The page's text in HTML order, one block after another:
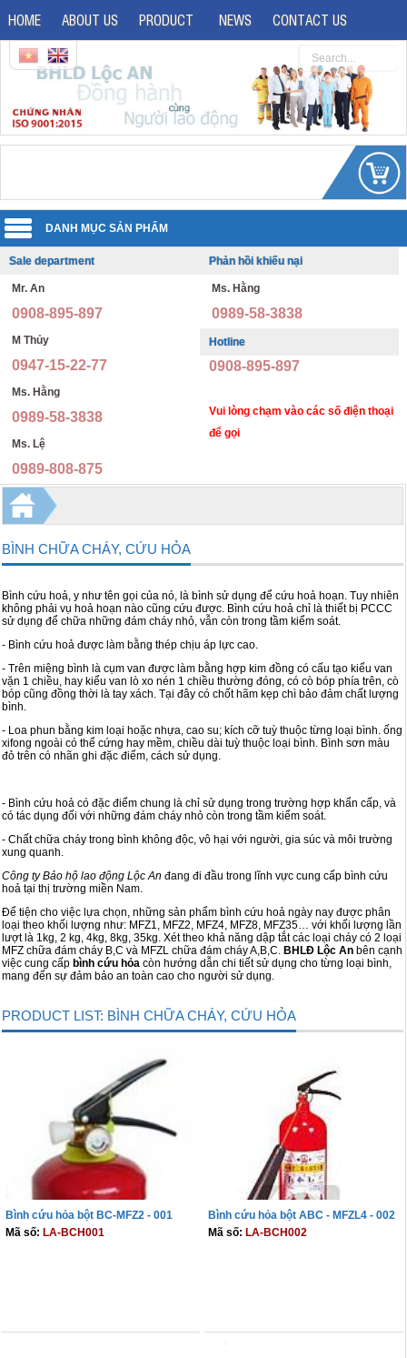
HOME ABOUT US PRODUCT NEWS CONTACT US
BÌNH CHỮA CHÁY, CỨU HỎA
Bình cứu hoả, y như tên gọi của nó, là bình sử dụng để cứu hoả hoạn. Tuy nhiên
không phải vụ hoả hoạn nào cũng cứu được. Bình cứu hoả chỉ là thiết bị PCCC
sử dụng để chữa những đám cháy nhỏ, vẫn còn trong tầm kiểm soát.
- Bình cứu hoả được làm bằng thép chịu áp lực cao.
- Trên miệng bình là cụm van được làm bằng hợp kim đồng có cấu tạo kiểu van
vặn 1 chiều, hay kiểu van lò xo nén 1 chiều thường đóng, có cò bóp phía trên, cò
bóp cũng đồng thời là tay xách. Tại đây có chốt hãm kẹp chì bảo đảm chất lượng
bình.
- Loa phun bằng kim loại hoặc nhựa, cao su; kích cỡ tuỳ thuộc từng loại bình. ống
xifong ngoài có thể cứng hay mềm, chiều dài tuỳ thuộc loại bình. Bình sơn màu
đỏ trên có nhãn ghi đặc điểm, cách sử dụng.
- Bình cứu hoả có đặc điểm chung là chỉ sử dụng trong trường hợp khẩn cấp, và
có tác dụng đối với những đám cháy nhỏ còn trong tầm kiểm soát.
- Chất chữa cháy trong bình không độc, vô hại với người, gia súc và môi trường
xung quanh.
Công ty Bảo hộ lao động Lộc An đang đi đầu trong lĩnh vực cung cấp bình cứu
hoả tại thị trường miền Nam.
Để tiện cho việc lựa chọn, những sản phẩm bình cứu hoả ngày nay được phân
loại theo khối lượng như: MFZ1, MFZ2, MFZ4, MFZ8, MFZ35… với khối lượng lần
lượt là 1kg, 2 kg, 4kg, 8kg, 35kg. Xét theo khả năng dập tắt các loại cháy có 2 loại
MFZ chữa đám cháy B,C và MFZL chữa đám cháy A,B,C. BHLĐ Lộc An bên cạnh
việc cung cấp bình cứu hỏa còn hướng dẫn chi tiết sử dụng cho từng loại bình,
mang đến sự đảm bảo an toàn cao cho người sử dụng.
PRODUCT LIST: BÌNH CHỮA CHÁY, CỨU HỎA
Bình cứu hỏa bột BC-MFZ2 - 001
Mã số: LA-BCH001
Bình cứu hỏa bột ABC - MFZL4 - 002
Mã số: LA-BCH002
Uniforms
Office uniforms
Security uniforms
Hospital uniforms
Quần áo phòng dịch, y tế, phòng sạch
School uniforms
Hotel and restaurant uniforms
Army uniforms
Militia uniforms
Regional police uniforms
T-shirt
Quần kaki thời trang
Gilets
Safety shoes
Imported safety shoes
Safety helmet
Safety boots
Safety goggles
Rain coat
Gloves
Mask
Gifts
Backpack and bags
Others safety
Dây đai an toàn, thang dây
Chụp tai, nút tai chống ồn
Cọc giao thông, rào chắn công trình
Bình chữa cháy, cứu hỏa
Chính sách bảo mật thông tin
Sale department
Mr. An
0908-895-897
M Thủy
0947-15-22-77
Ms. Hằng
0989-58-3838
Ms. Lệ
0989-808-875
Phản hồi khiếu nại
Ms. Hằng
0989-58-3838
Hotline
0908-895-897
Vui lòng chạm vào các số điện thoại
để gọi